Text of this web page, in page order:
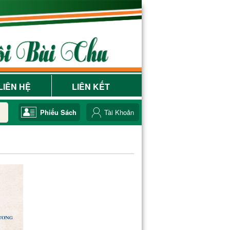
HỆ LIÊN KẾT
Phiếu Sách Tài Khoản